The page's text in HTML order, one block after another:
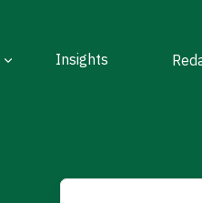
Insights